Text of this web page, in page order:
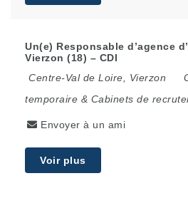
Un(e) Responsable d’agence
Vierzon (18) – CDI
Centre-Val de Loire, Vierzon
temporaire & Cabinets de
Envoyer à un ami
Voir plus